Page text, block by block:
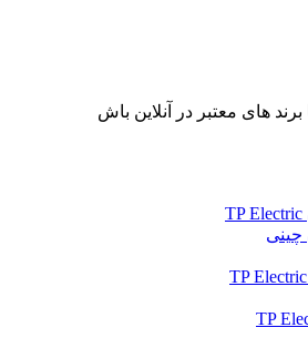
های معتبر در آنلاین باش
چینی